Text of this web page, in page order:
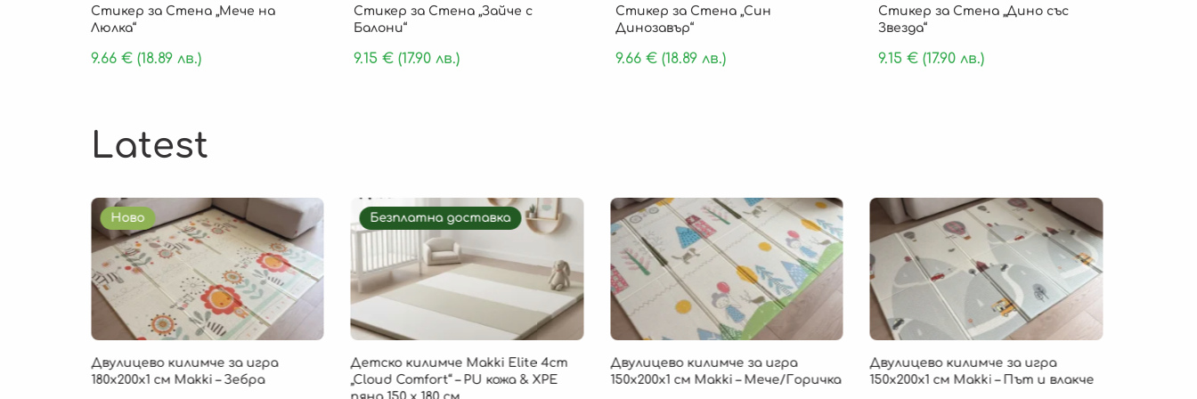
Стикер за Стена „Мече на
Люлка“
9.66 € (18.89 лв.)
Стикер за Стена „Зайче с
Балони“
9.15 €(17.90 лв.)
Стикер за Стена „Син
Динозавър“
9.66€ (18.89 лв.)
Стикер за Стена „Дино със
Звезда“
9.15€ (17.90 лв.)
Latest
Ново
Двулицево килимче за игра
180х200х1 см Makki – Зебра
Безплатна доставка
Детско килимче Makki Elite 4cm
„Cloud Comfort“ – PU кожа & XPE
Двулицево килимче за игра
150х200х1 см Makki – Мече/Горичка
Двулицево килимче за игра
150х200х1 см Makki – Път и влакче